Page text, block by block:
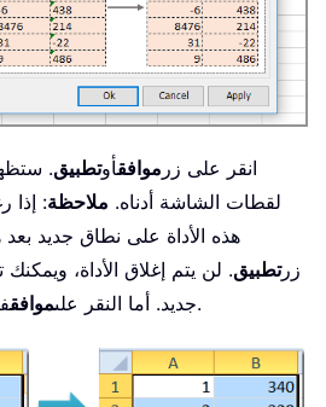
3. انقر على زر موافقأوتطبيق.
لقطات الشاشة أدناه. ملاحظة: إذا
هذه الأداة على نطاق جديد بعد
زرتطبيق. لن يتم إغلاق الأداة،
جديد. أما النقر علىموافق فسيؤدي إلى إغلاق الأداة.